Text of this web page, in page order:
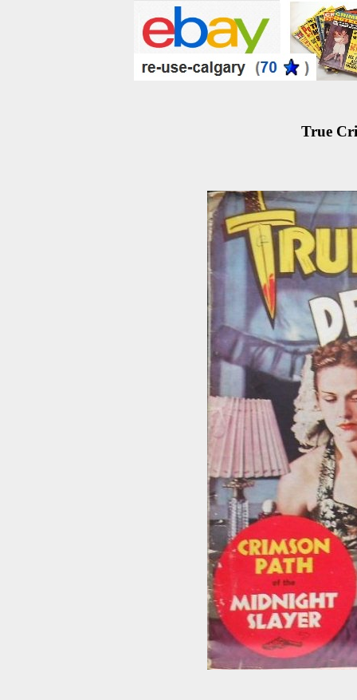
True